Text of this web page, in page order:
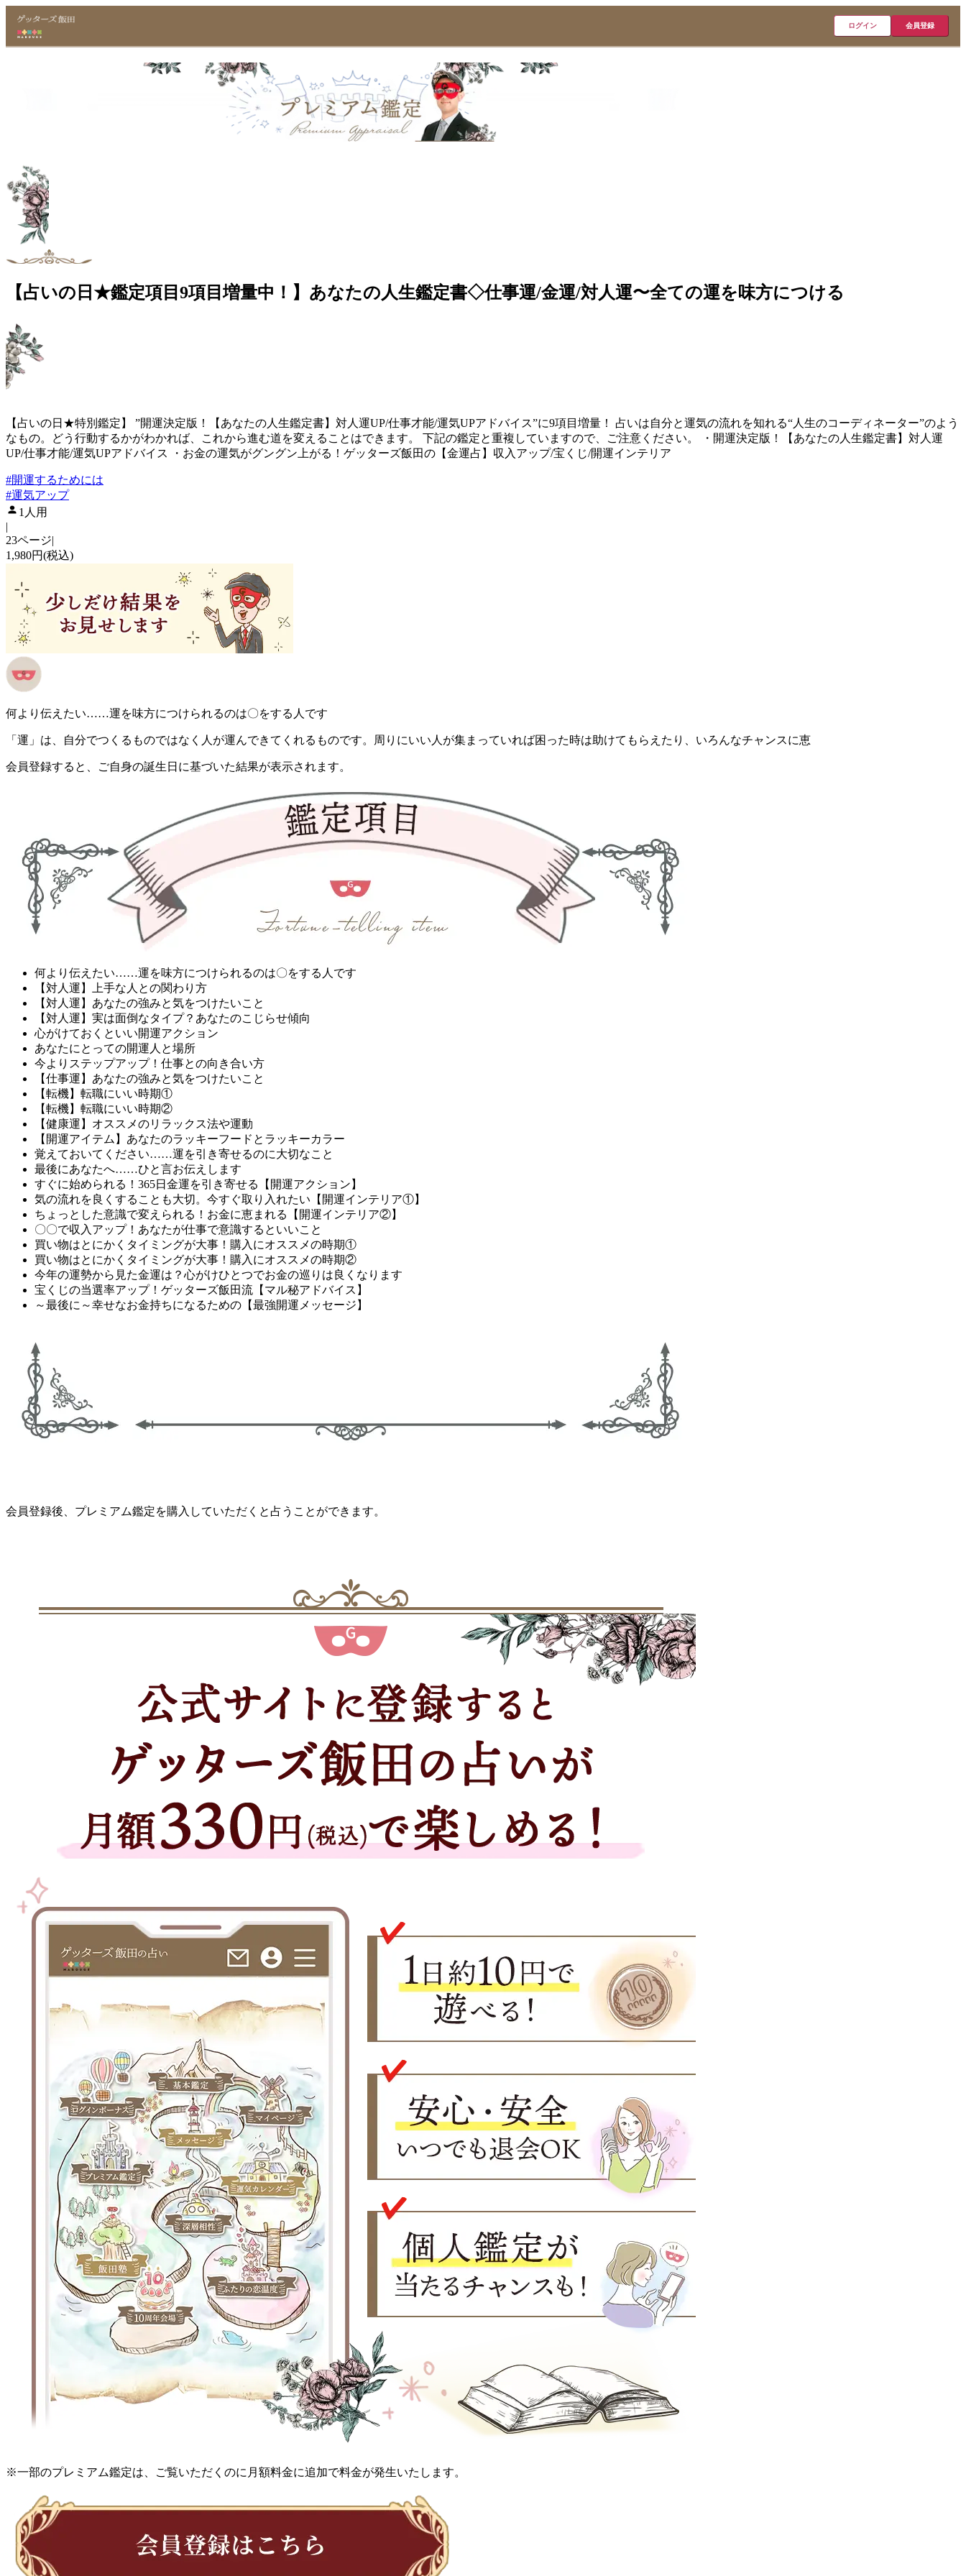
ログイン 会員登録
【占いの日★鑑定項目9項目増量中！】あなたの人生鑑定書◇仕事運/金運/対人運〜全ての運を味方につける
【占いの日★特別鑑定】 ”開運決定版！【あなたの人生鑑定書】対人運UP/仕事才能/運気UPアドバイス”に9項目増量！ 占いは自分と運気の流れを知れる“人生のコーディネーター”のよう
なもの。どう行動するかがわかれば、これから進む道を変えることはできます。 下記の鑑定と重複していますので、ご注意ください。 ・開運決定版！【あなたの人生鑑定書】対人運
UP/仕事才能/運気UPアドバイス ・お金の運気がグングン上がる！ゲッターズ飯田の【金運占】収入アップ/宝くじ/開運インテリア
#開運するためには
#運気アップ
1人用
|
23ページ|
1,980円(税込)
何より伝えたい……運を味方につけられるのは〇をする人です
「運」は、自分でつくるものではなく人が運んできてくれるものです。周りにいい人が集まっていれば困った時は助けてもらえたり、いろんなチャンスに恵
会員登録すると、ご自身の誕生日に基づいた結果が表示されます。
何より伝えたい……運を味方につけられるのは〇をする人です
【対人運】上手な人との関わり方
【対人運】あなたの強みと気をつけたいこと
【対人運】実は面倒なタイプ？あなたのこじらせ傾向
心がけておくといい開運アクション
あなたにとっての開運人と場所
今よりステップアップ！仕事との向き合い方
【仕事運】あなたの強みと気をつけたいこと
【転機】転職にいい時期①
【転機】転職にいい時期②
【健康運】オススメのリラックス法や運動
【開運アイテム】あなたのラッキーフードとラッキーカラー
覚えておいてください……運を引き寄せるのに大切なこと
最後にあなたへ……ひと言お伝えします
すぐに始められる！365日金運を引き寄せる【開運アクション】
気の流れを良くすることも大切。今すぐ取り入れたい【開運インテリア①】
ちょっとした意識で変えられる！お金に恵まれる【開運インテリア②】
〇〇で収入アップ！あなたが仕事で意識するといいこと
買い物はとにかくタイミングが大事！購入にオススメの時期①
買い物はとにかくタイミングが大事！購入にオススメの時期②
今年の運勢から見た金運は？心がけひとつでお金の巡りは良くなります
宝くじの当選率アップ！ゲッターズ飯田流【マル秘アドバイス】
～最後に～幸せなお金持ちになるための【最強開運メッセージ】
会員登録後、プレミアム鑑定を購入していただくと占うことができます。
※一部のプレミアム鑑定は、ご覧いただくのに月額料金に追加で料金が発生いたします。